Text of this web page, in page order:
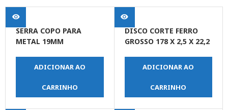
SERRA COPO PARA
METAL 19MM
ADICIONAR AO
CARRINHO
DISCO CORTE FERRO
GROSSO 178 X 2,5 X 22,2
ADICIONAR AO
CARRINHO